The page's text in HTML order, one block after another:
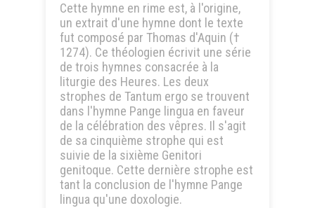
Cette hymne en rime est, à l'origine,
un extrait d'une hymne dont le texte
fut composé par Thomas d'Aquin (†
1274). Ce théologien écrivit une série
de trois hymnes consacrée à la
liturgie des Heures. Les deux
strophes de Tantum ergo se trouvent
dans l'hymne Pange lingua en faveur
de la célébration des vêpres. Il s'agit
de sa cinquième strophe qui est
suivie de la sixième Genitori
genitoque. Cette dernière strophe est
tant la conclusion de l'hymne Pange
lingua qu'une doxologie.